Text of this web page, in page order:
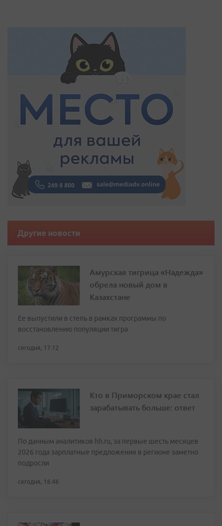
Другие новости
Амурская тигрица «Надежда»
обрела новый дом в
Казахстане
Ее выпустили в степь в рамках программы по
восстановлению популяции тигра
сегодня, 17:12
Кто в Приморском крае стал
зарабатывать больше: ответ
По данным аналитиков hh.ru, за первые шесть месяцев
2026 года зарплатные предложения в регионе заметно
подросли
сегодня, 16:46